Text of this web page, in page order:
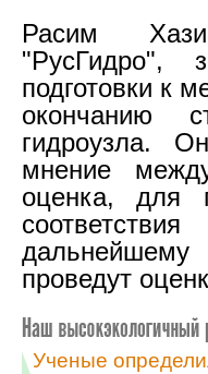
Расим
"РусГидро",
подготовки к
окончанию
гидроузла.
мнение
оценка, для
дальнейшему
проведут
Ученые